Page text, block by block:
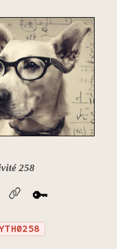
258
🔑